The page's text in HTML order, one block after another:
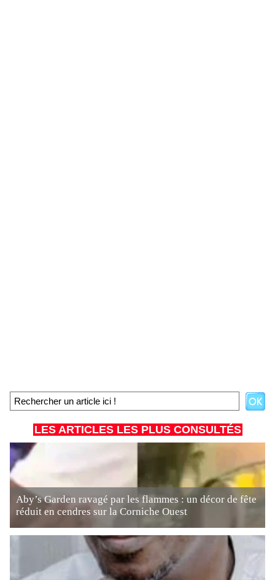
LES ARTICLES LES PLUS CONSULTÉS
Aby’s Garden ravagé par les flammes : un décor de fête
réduit en cendres sur la Corniche Ouest